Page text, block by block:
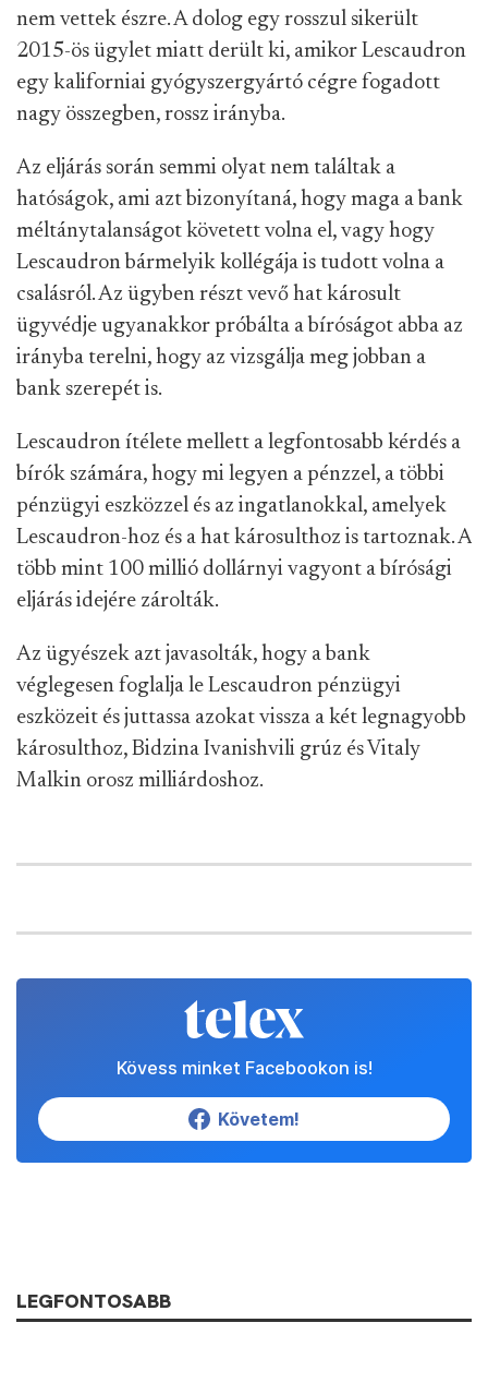
nem vettek észre. A dolog egy rosszul sikerült
2015-ös ügylet miatt derült ki, amikor Lescaudron
egy kaliforniai gyógyszergyártó cégre fogadott
nagy összegben, rossz irányba.
Az eljárás során semmi olyat nem találtak a
hatóságok, ami azt bizonyítaná, hogy maga a bank
méltánytalanságot követett volna el, vagy hogy
Lescaudron bármelyik kollégája is tudott volna a
csalásról. Az ügyben részt vevő hat károsult
ügyvédje ugyanakkor próbálta a bíróságot abba az
irányba terelni, hogy az vizsgálja meg jobban a
bank szerepét is.
Lescaudron ítélete mellett a legfontosabb kérdés a
bírók számára, hogy mi legyen a pénzzel, a többi
pénzügyi eszközzel és az ingatlanokkal, amelyek
Lescaudron-hoz és a hat károsulthoz is tartoznak. A
több mint 100 millió dollárnyi vagyont a bírósági
eljárás idejére zárolták.
Az ügyészek azt javasolták, hogy a bank
véglegesen foglalja le Lescaudron pénzügyi
eszközeit és juttassa azokat vissza a két legnagyobb
károsulthoz, Bidzina Ivanishvili grúz és Vitaly
Malkin orosz milliárdoshoz.
Kövess minket Facebookon is!
Követem!
LEGFONTOSABB